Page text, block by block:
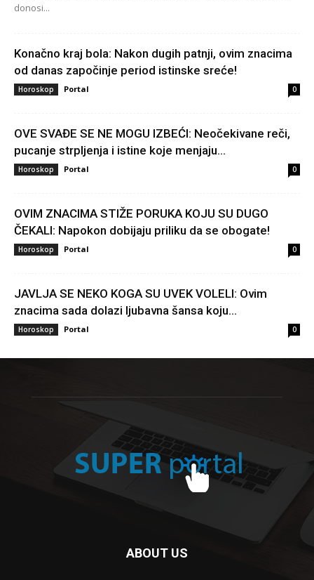
donosi...
Konačno kraj bola: Nakon dugih patnji, ovim znacima
od danas započinje period istinske sreće!
Horoskop Portal 0
OVE SVAĐE SE NE MOGU IZBEĆI: Neočekivane reči,
pucanje strpljenja i istine koje menjaju...
Horoskop Portal 0
OVIM ZNACIMA STIŽE PORUKA KOJU SU DUGO
ČEKALI: Napokon dobijaju priliku da se obogate!
Horoskop Portal 0
JAVLJA SE NEKO KOGA SU UVEK VOLELI: Ovim
znacima sada dolazi ljubavna šansa koju...
Horoskop Portal 0
ABOUT US